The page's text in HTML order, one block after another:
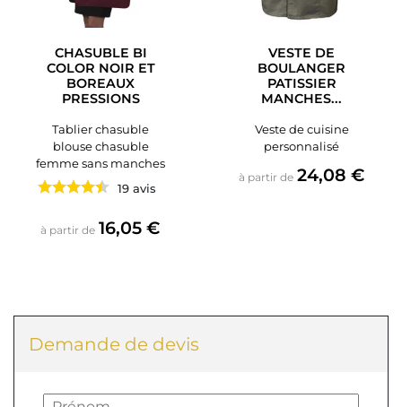
CHASUBLE BI
COLOR NOIR ET
BOREAUX
PRESSIONS
Tablier chasuble
blouse chasuble
femme sans manches
19 avis
à partir de Prix
16,05 €
VESTE DE
BOULANGER
PATISSIER
MANCHES...
Veste de cuisine
personnalisé
à partir de Prix
24,08 €
Demande de devis